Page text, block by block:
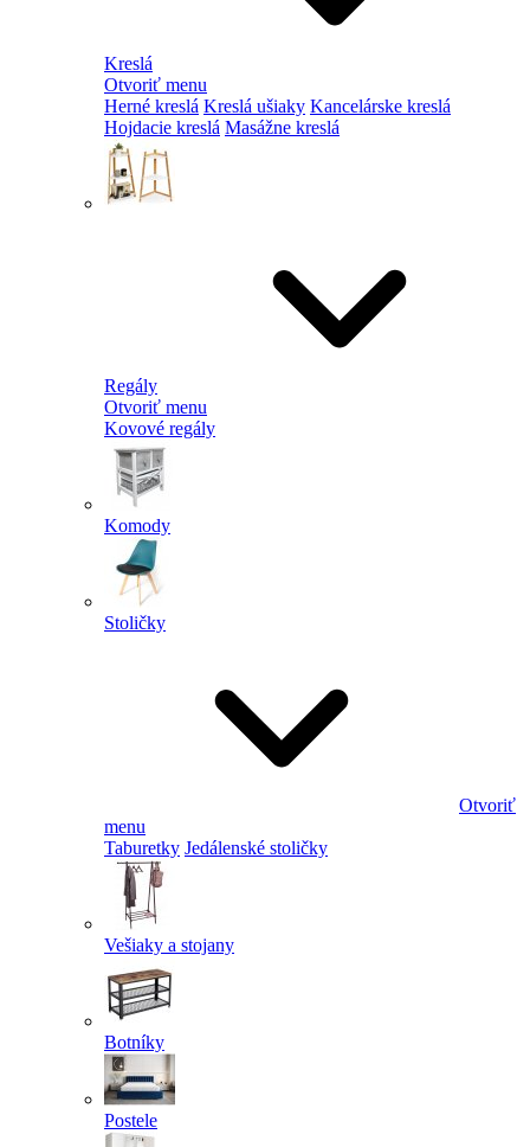
Kreslá
Otvoriť menu
Herné kreslá Kreslá ušiaky Kancelárske kreslá
Hojdacie kreslá Masážne kreslá
Regály
Otvoriť menu
Kovové regály
Komody
Stoličky
Otvoriť
menu
Taburetky Jedálenské stoličky
Vešiaky a stojany
Botníky
Postele